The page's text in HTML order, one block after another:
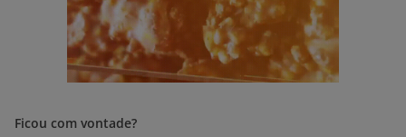
Ficou com vontade?